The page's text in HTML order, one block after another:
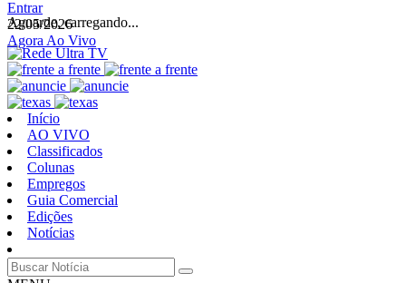
Aguarde, carregando...
Entrar
22/05/2026
Agora Ao Vivo
Início
AO VIVO
Classificados
Colunas
Empregos
Guia Comercial
Edições
Notícias